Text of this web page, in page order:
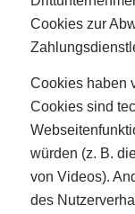
Cookies zur
Cookies haben
Cookies sind
würden (z. B.
von Videos).
des